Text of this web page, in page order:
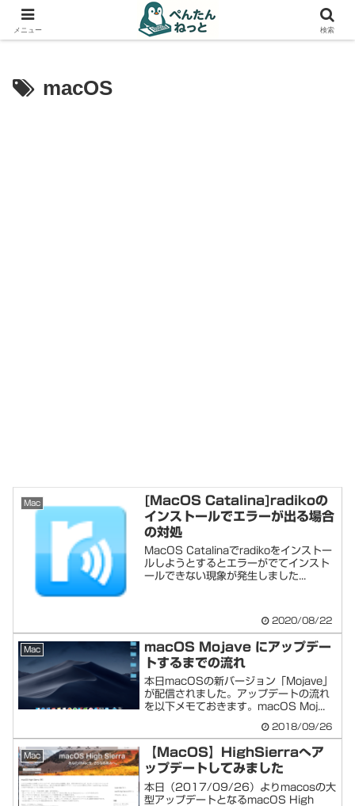
PCやガジェットの備忘録
macOS
Mac
[MacOS Catalina]radikoの
インストールでエラーが出る場合
の対処
MacOS Catalinaでradikoをインストー
ルしようとするとエラーがでてインスト
ールできない現象が発生しました...
2020/08/22
Mac
macOS Mojave にアップデー
トするまでの流れ
本日macOSの新バージョン「Mojave」
が配信されました。アップデートの流れ
を以下メモておきます。macOS Moj...
2018/09/26
Mac
【MacOS】HighSierraへア
ップデートしてみました
本日（2017/09/26）よりmacosの大
型アップデートとなるmacOS High
メニュー 検索